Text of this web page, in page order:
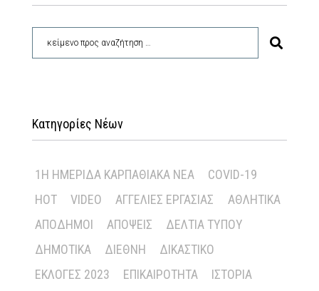
Κατηγορίες Νέων
1Η ΗΜΕΡΊΔΑ ΚΑΡΠΑΘΙΑΚΆ ΝΈΑ
COVID-19
HOT
VIDEO ΑΓΓΕΛΊΕΣ ΕΡΓΑΣΊΑΣ
ΑΘΛΗΤΙΚΆ
ΑΠΌΔΗΜΟΙ
ΑΠΌΨΕΙΣ
ΔΕΛΤΊΑ ΤΎΠΟΥ
ΔΗΜΟΤΙΚΆ
ΔΙΕΘΝΉ
ΔΙΚΑΣΤΙΚΌ
ΕΚΛΟΓΈΣ 2023
ΕΠΙΚΑΙΡΌΤΗΤΑ
ΙΣΤΟΡΊΑ